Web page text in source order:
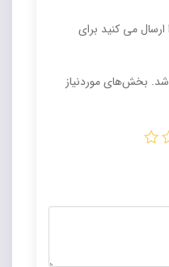
می کنید برای
شد. بخش‌های موردنیاز